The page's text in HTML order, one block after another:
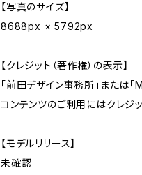
【写真のサイズ】
8688px × 5792px
【クレジット（著作権）の表示】
「前田デザイン事務所」または
コンテンツのご利用にはクレジ
【モデルリリース】
未確認